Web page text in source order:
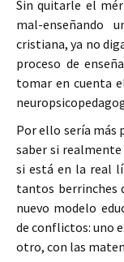
Sin quitarle el
mal-enseñando
cristiana, ya no
proceso de
tomar en cuenta
Por ello sería más
saber si
si está en la real
tantos berrinches
nuevo modelo
de conflictos: uno
otro, con las